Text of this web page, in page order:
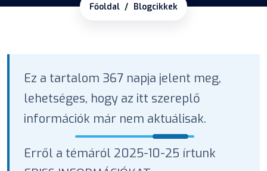
Főoldal Blogcikkek
Ez a tartalom 367 napja jelent meg,
lehetséges, hogy az itt szereplő
információk már nem aktuálisak.
Erről a témáról 2025-10-25 írtunk